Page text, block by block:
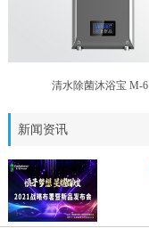
清水除菌沐浴宝 M-6
新闻资讯